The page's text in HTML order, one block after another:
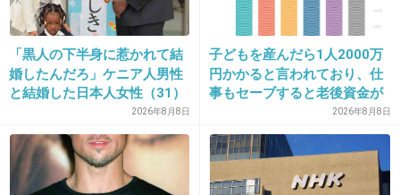
まだ遊びたいんじゃない？ｗｗ
+59 -6
いやでも実際難しいと思うよ。
ニコ動の番組で喜矢武豊がちらっと元カノの名
「黒人の下半身に惹かれて結
婚したんだろ」ケニア人男性
と結婚した日本人女性（31）
に“誹謗中傷”殺到…本人が語
る、日本で感じる“外国人差
別”のリアル
2026年8月8日
子どもを産んだら1人2000万
円かかると言われており、仕
事もセーブすると老後資金が
貯められない…一方、子育て
していない人は潤沢な資金で
悠々老後だと歪んでいるので
は？→様々な意見
2026年8月8日